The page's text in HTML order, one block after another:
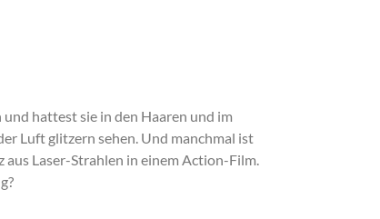
hattest sie in den Haaren und im
Luft glitzern sehen. Und manchmal ist
aus Laser-Strahlen in einem Action-Film.